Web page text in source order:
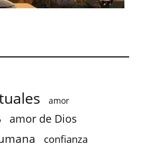
amor
amor de Dios
confianza